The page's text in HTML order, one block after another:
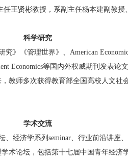
任王贤彬教授，系副主任杨本建副教授
科学研究
究》《管理世界》、 American
Economics等国内外权威期刊发表论
教师多次获得教育部全国高校人文社
学术交流
、经济学系列 seminar、行业前沿讲座
术论坛，包括第十七届中国青年经济